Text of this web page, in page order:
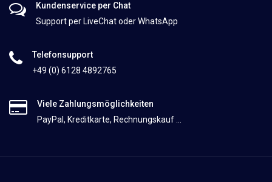
Kundenservice per Chat
Support per LiveChat oder WhatsApp
Telefonsupport
+49 (0) 6128 4892765
Viele Zahlungsmöglichkeiten
PayPal, Kreditkarte, Rechnungskauf ...